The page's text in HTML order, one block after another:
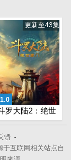
1.0
更新至43集
罗大陆2：绝世
门2023
馈 -
于互联网相关站点自